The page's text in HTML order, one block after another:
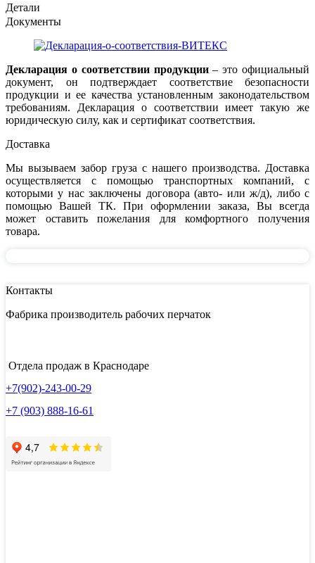
Детали
Документы
Декларация о соответствии продукции– это официальный
документ, он подтверждает соответствие безопасности
продукции и ее качества установленным законодательством
требованиям. Декларация о соответствии имеет такую же
юридическую силу, как и сертификат соответствия.
Доставка
Мы вызываем забор груза с нашего производства. Доставка
осуществляется с помощью транспортных компаний, с
которыми у нас заключены договора (авто- или ж/д), либо с
помощью Вашей ТК. При оформлении заказа, Вы всегда
может оставить пожелания для комфортного получения
товара.
Контакты
Фабрика производитель рабочих перчаток
Отдела продаж в Краснодаре
+7(902)-243-00-29
+7 (903) 888-16-61